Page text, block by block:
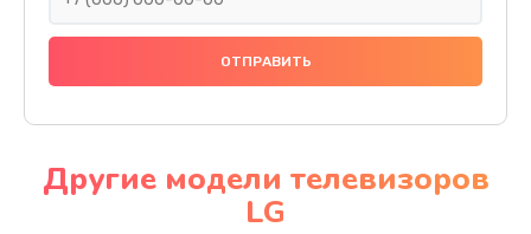
Прошивка
Ремонт механики привода
Другие модели телевизоров
LG